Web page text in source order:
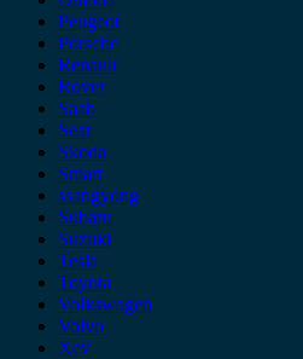
Peugeot
Porsche
Renault
Rover
Saab
Seat
Skoda
Smart
ssangyong
Subaru
Suzuki
Tesla
Toyota
Volkswagen
Volvo
Xev